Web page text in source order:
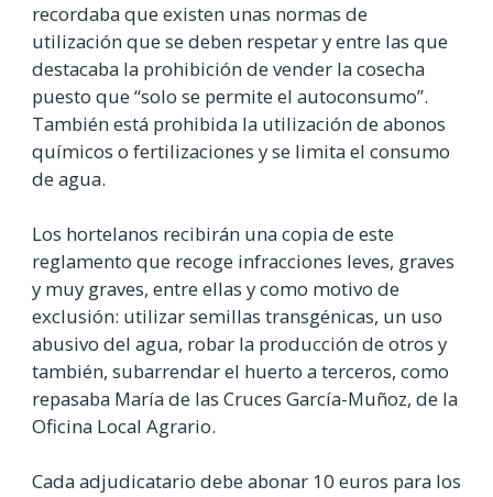
recordaba que existen unas normas de
utilización que se deben respetar y entre las que
destacaba la prohibición de vender la cosecha
puesto que “solo se permite el autoconsumo”.
También está prohibida la utilización de abonos
químicos o fertilizaciones y se limita el consumo
de agua.
Los hortelanos recibirán una copia de este
reglamento que recoge infracciones leves, graves
y muy graves, entre ellas y como motivo de
exclusión: utilizar semillas transgénicas, un uso
abusivo del agua, robar la producción de otros y
también, subarrendar el huerto a terceros, como
repasaba María de las Cruces García-Muñoz, de la
Oficina Local Agrario.
Cada adjudicatario debe abonar 10 euros para los